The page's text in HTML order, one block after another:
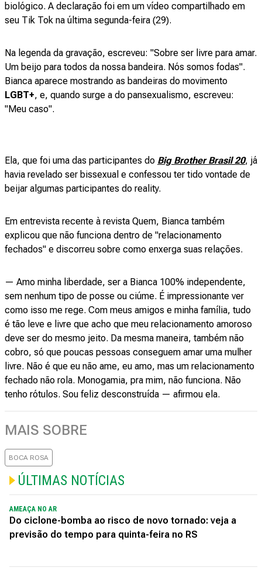
biológico. A declaração foi em um vídeo compartilhado em
seu Tik Tok na última segunda-feira (29).
Na legenda da gravação, escreveu: "Sobre ser livre para amar.
Um beijo para todos da nossa bandeira. Nós somos fodas".
Bianca aparece mostrando as bandeiras do movimento
LGBT+, e, quando surge a do pansexualismo, escreveu:
"Meu caso".
Ela, que foi uma das participantes do Big Brother Brasil 20, já
havia revelado ser bissexual e confessou ter tido vontade de
beijar algumas participantes do reality.
Em entrevista recente à revista Quem, Bianca também
explicou que não funciona dentro de "relacionamento
fechados" e discorreu sobre como enxerga suas relações.
— Amo minha liberdade, ser a Bianca 100% independente,
sem nenhum tipo de posse ou ciúme. É impressionante ver
como isso me rege. Com meus amigos e minha família, tudo
é tão leve e livre que acho que meu relacionamento amoroso
deve ser do mesmo jeito. Da mesma maneira, também não
cobro, só que poucas pessoas conseguem amar uma mulher
livre. Não é que eu não ame, eu amo, mas um relacionamento
fechado não rola. Monogamia, pra mim, não funciona. Não
tenho rótulos. Sou feliz desconstruída — afirmou ela.
MAIS SOBRE
BOCA ROSA
ÚLTIMAS NOTÍCIAS
AMEAÇA NO AR
Do ciclone-bomba ao risco de novo tornado: veja a
previsão do tempo para quinta-feira no RS